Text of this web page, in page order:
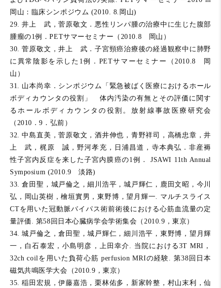
岡山：臨床シンポジウム (2010. 8.岡山)
29. 井上 武，菅原敬文．悪性リンパ腫の治療中に生じた腹部
腫瘤の1例．PETサマーセミナー（2010.8 岡山）
30. 菅原敬文，井上 武．子宮頸癌治療後の経過観察中に肺野
に異常陰影を示した1例．PETサマーセミナー（2010.8 岡
山）
31. 山本尚幸．シンポジウム「緊急被ばく医療におけるホール
ボディカウンタの役割」 体内汚染の有無とその評価に関す
るホールボディカウンタの役割。放射線事故医療研究会
（2010．9．弘前）
32. 中島直美，菅原敬文，酒井伸也，青野祥司，高橋忠章，井
上 武，梶原 誠，野河孝充，日浦昌道，寺本典弘．非産褥
性子宮内反症を来した子宮内膜癌の1例． JSAWI 11th Annual
Symposium (2010.9 淡路)
33. 倉田聖，城戸倫之，細川浩平，城戸輝仁，鹿田文昭，今川
弘，岡山英樹，檜垣實男，東野博，望月輝一. マルチスライス
CTを用いた冠動脈バイパス術前術後における心筋血流量の定
量評価. 第58回日本心臓病学会学術集会（2010.9，東京）
34. 城戸倫之，倉田聖，城戸輝仁，細川浩平，東野博，望月輝
一，白石泰宏，小島明彦，上田幸介. 当院における3T MRI，
32ch coilを用いた負荷心筋 perfusion MRIの経験. 第38回日本
磁気共鳴医学大会（2010.9，東京）
35. 稲田宏規，伊藤嘉浩，栗林佑多，新家幹整，村山末利，仙